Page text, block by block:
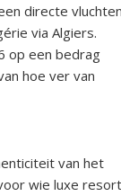
directe
via Algiers.
op een bedrag
hoe ver van
van het
wie luxe